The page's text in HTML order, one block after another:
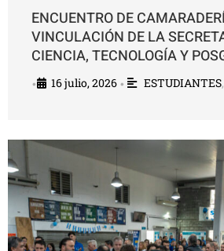
ENCUENTRO DE
VINCULACIÓN DE LA
CIENCIA, TECNOLOGÍA Y
• 16 julio, 2026 • ESTUDIANTES,